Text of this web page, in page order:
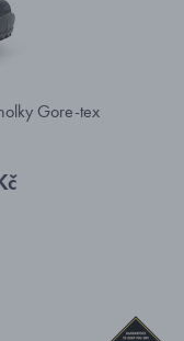
Gore-tex